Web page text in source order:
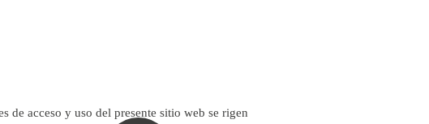
acceso y uso del presente sitio web se rigen